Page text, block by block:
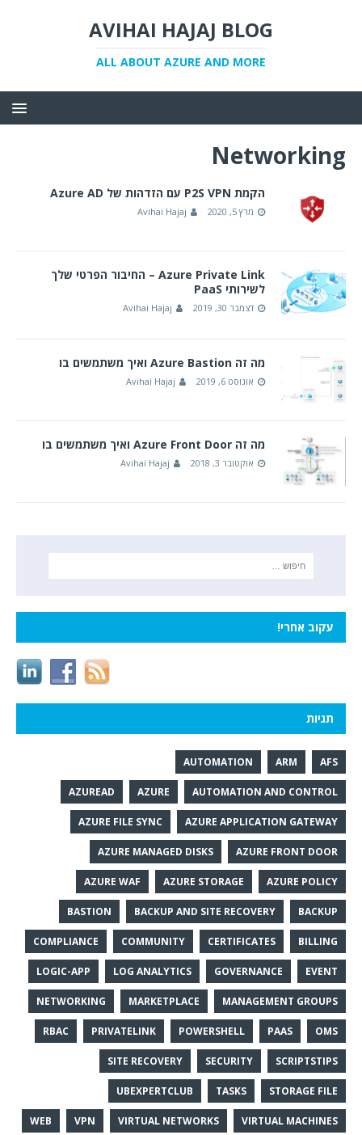
AVIHAI HAJAJ BLOG
ALL ABOUT AZURE AND MORE
Networking
הקמת P2S VPN עם הזדהות של Azure AD
מרץ 5, 2020 Avihai Hajaj
Azure Private Link – החיבור הפרטי שלך
לשירותי PaaS
דצמבר 30, 2019 Avihai Hajaj
מה זה Azure Bastion ואיך משתמשים בו
אוגוסט 6, 2019 Avihai Hajaj
מה זה Azure Front Door ואיך משתמשים בו
אוקטובר 3, 2018 Avihai Hajaj
עקוב אחרי!
תגיות
AFS
ARM
AUTOMATION
AUTOMATION AND CONTROL
AZURE
AZUREAD
AZURE APPLICATION GATEWAY
AZURE FILE SYNC
AZURE FRONT DOOR
AZURE MANAGED DISKS
AZURE POLICY
AZURE STORAGE
AZURE WAF
BACKUP
BACKUP AND SITE RECOVERY
BASTION
BILLING
CERTIFICATES
COMMUNITY
COMPLIANCE
EVENT
GOVERNANCE
LOG ANALYTICS
LOGIC-APP
MANAGEMENT GROUPS
MARKETPLACE
NETWORKING
OMS
PAAS
POWERSHELL
PRIVATELINK
RBAC
SCRIPTSTIPS
SECURITY
SITE RECOVERY
STORAGE FILE
TASKS
UBEXPERTCLUB
VIRTUAL MACHINES
VIRTUAL NETWORKS
VPN
WEB